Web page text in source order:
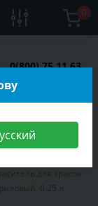
0
0(800) 75 11 63
для красок
0.25 л